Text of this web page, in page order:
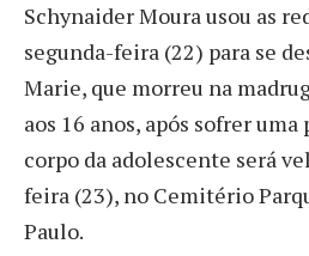
Schynaider Moura usou as
segunda-feira (22) para se
Marie, que morreu na
aos 16 anos, após sofrer uma
corpo da adolescente será
feira (23), no Cemitério
Paulo.